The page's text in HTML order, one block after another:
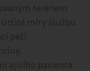
terénem.
míry službu
péčí
pacienta